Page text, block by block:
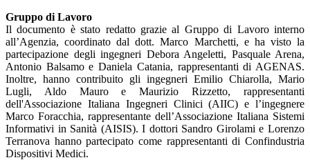
Gruppo di Lavoro
Il documento è stato redatto grazie al Gruppo di Lavoro interno
all’Agenzia, coordinato dal dott. Marco Marchetti, e ha visto la
partecipazione degli ingegneri Debora Angeletti, Pasquale Arena,
Antonio Balsamo e Daniela Catania, rappresentanti di AGENAS.
Inoltre, hanno contribuito gli ingegneri Emilio Chiarolla, Mario
Lugli, Aldo Mauro e Maurizio Rizzetto, rappresentanti
dell'Associazione Italiana Ingegneri Clinici (AIIC) e l’ingegnere
Marco Foracchia, rappresentante dell’Associazione Italiana Sistemi
Informativi in Sanità (AISIS). I dottori Sandro Girolami e Lorenzo
Terranova hanno partecipato come rappresentanti di Confindustria
Dispositivi Medici.